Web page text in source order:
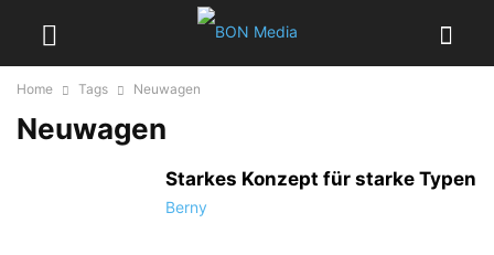
Home Tags Neuwagen
Neuwagen
Starkes Konzept für starke Typen
Berny